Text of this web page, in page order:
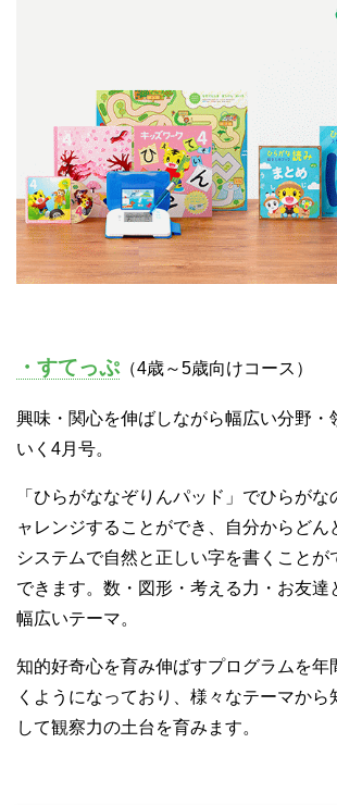
・すてっぷ（4歳～5歳向けコース）
興味・関心を伸ばしながら幅広い分野・
いく4月号。
「ひらがななぞりんパッド」でひらが
ャレンジすることができ、自分からどん
システムで自然と正しい字を書くことが
できます。数・図形・考える力・お友達
幅広いテーマ。
知的好奇心を育み伸ばすプログラムを年
くようになっており、様々なテーマから
して観察力の土台を育みます。